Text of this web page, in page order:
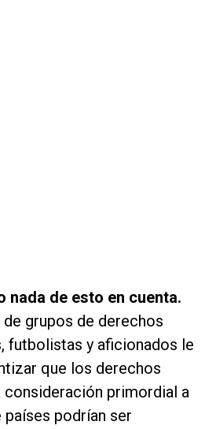
nada de esto en cuenta.
grupos de derechos
futbolistas y aficionados le
que los derechos
consideración primordial a
países podrían ser